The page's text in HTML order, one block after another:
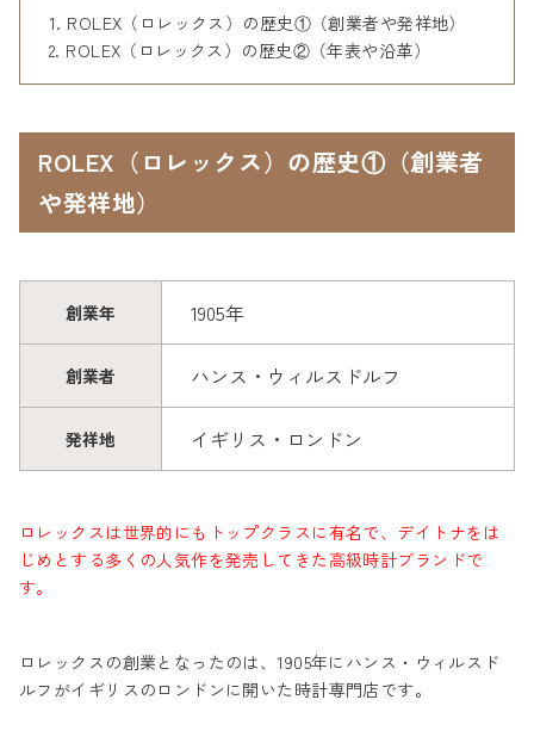
ROLEX（ロレックス）の歴史①（創業者や発祥地）
ROLEX（ロレックス）の歴史②（年表や沿革）
ROLEX（ロレックス）の歴史①（創業者
や発祥地）
創業年 1905年
創業者 ハンス・ウィルスドルフ
発祥地 イギリス・ロンドン
ロレックスは世界的にもトップクラスに有名で、デイトナをは
じめとする多くの人気作を発売してきた高級時計ブランドで
す。
ロレックスの創業となったのは、1905年にハンス・ウィルスド
ルフがイギリスのロンドンに開いた時計専門店です。